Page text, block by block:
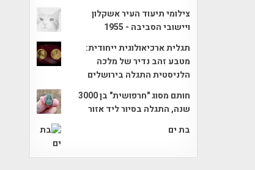
צילומי תיעוד העיר אשקלון
ויישובי הסביבה - 1955
תגלית ארכיאולוגית ייחודית:
מטבע זהב נדיר של מלכה
הלניסטית התגלה בירושלים
חותם מסוג "חרפושית" בן 3000
שנה, התגלה בסיור ליד אזור
בת ים